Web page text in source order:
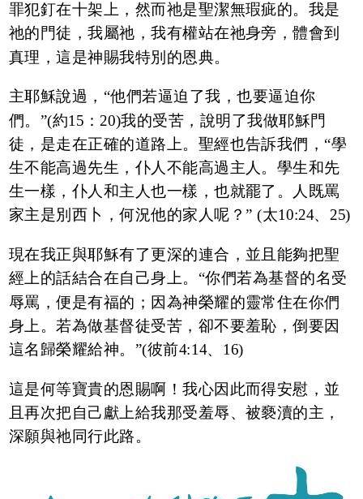
罪犯釘在十架上，然而祂是聖潔無瑕疵的。我是
祂的門徒，我屬祂，我有權站在祂身旁，體會到
真理，這是神賜我特別的恩典。
主耶穌說過，“他們若逼迫了我，也要逼迫你
們。”(約15：20)我的受苦，說明了我做耶穌門
徒，是走在正確的道路上。聖經也告訴我們，“學
生不能高過先生，仆人不能高過主人。學生和先
生一樣，仆人和主人也一樣，也就罷了。人既罵
家主是別西卜，何況他的家人呢？” (太10:24、25)
現在我正與耶穌有了更深的連合，並且能夠把聖
經上的話結合在自己身上。“你們若為基督的名受
辱罵，便是有福的；因為神榮耀的靈常住在你們
身上。若為做基督徒受苦，卻不要羞恥，倒要因
這名歸榮耀給神。”(彼前4:14、16)
這是何等寶貴的恩賜啊！我心因此而得安慰，並
且再次把自己獻上給我那受羞辱、被褻瀆的主，
深願與祂同行此路。